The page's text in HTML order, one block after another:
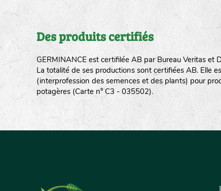
Des produits certifiés
GERMINANCE est certifilée AB par Bureau Veritas et
La totalité de ses productions sont certifiées AB. Elle
(interprofession des semences et des plants) pour
potagères (Carte n° C3 - 035502).